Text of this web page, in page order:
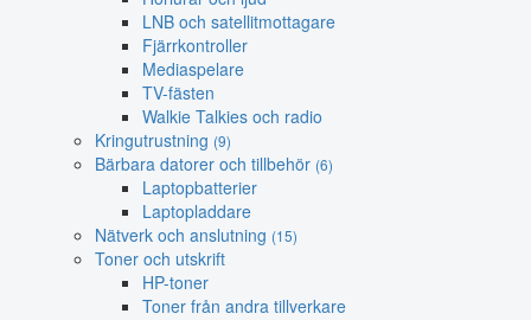
LNB och satellitmottagare
Fjärrkontroller
Mediaspelare
TV-fästen
Walkie Talkies och radio
Kringutrustning (9)
Bärbara datorer och tillbehör (6)
Laptopbatterier
Laptopladdare
Nätverk och anslutning (15)
Toner och utskrift
HP-toner
Toner från andra tillverkare